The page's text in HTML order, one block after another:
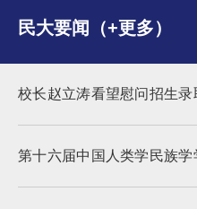
民大要闻（+更多）
校长赵立涛看望慰问招生录
第十六届中国人类学民族